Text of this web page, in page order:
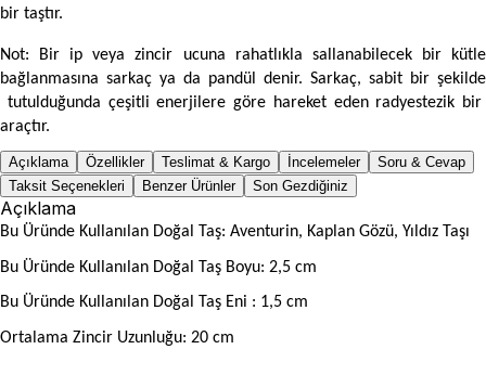
bir taştır.
Not: Bir ip veya zincir ucuna rahatlıkla sallanabilecek bir kütle
bağlanmasına sarkaç ya da pandül denir. Sarkaç, sabit bir şekilde
tutulduğunda çeşitli enerjilere göre hareket eden radyestezik bir
araçtır.
Açıklama Özellikler Teslimat & Kargo İncelemeler
Soru & Cevap
Taksit Seçenekleri
Benzer Ürünler Son Gezdiğiniz
Açıklama
Bu Üründe Kullanılan Doğal Taş: Aventurin, Kaplan Gözü, Yıldız Taşı
Bu Üründe Kullanılan Doğal Taş Boyu: 2,5 cm
Bu Üründe Kullanılan Doğal Taş Eni : 1,5 cm
Ortalama Zincir Uzunluğu: 20 cm